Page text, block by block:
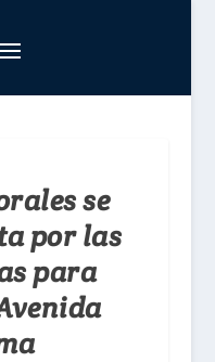
se
por las
para